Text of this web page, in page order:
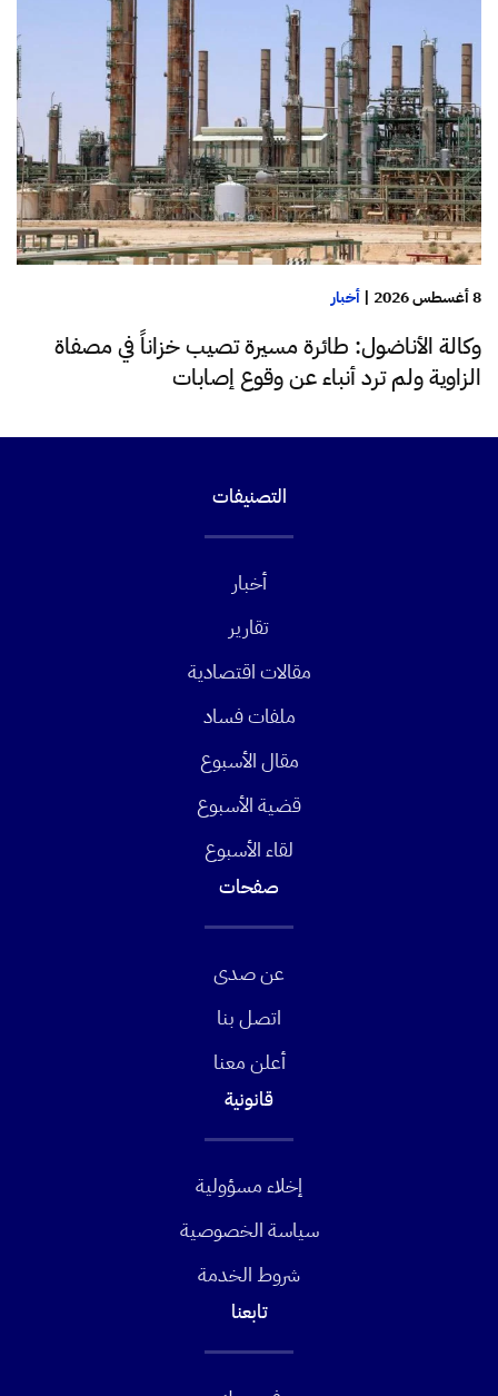
8 أغسطس 2026 | أخبار
وكالة الأناضول: طائرة مسيرة تصيب خزاناً في مصفاة
الزاوية ولم ترد أنباء عن وقوع إصابات
التصنيفات
أخبار
تقارير
مقالات اقتصادية
ملفات فساد
مقال الأسبوع
قضية الأسبوع
لقاء الأسبوع
صفحات
عن صدى
اتصل بنا
أعلن معنا
قانونية
إخلاء مسؤولية
سياسة الخصوصية
شروط الخدمة
تابعنا